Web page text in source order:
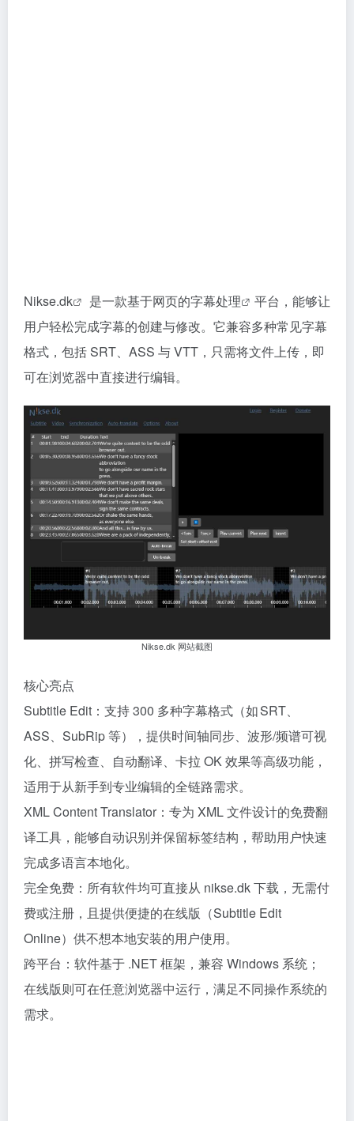
Nikse.dk 是一款基于网页的字幕处理
平台，能够让
用户轻松完成字幕的创建与修改。它兼容多种常见字幕
格式，包括 SRT、ASS 与 VTT，只需将文件上传，即
可在浏览器中直接进行编辑。
Nikse.dk 网站截图
核心亮点
Subtitle Edit：支持 300 多种字幕格式（如 SRT、
ASS、SubRip 等），提供时间轴同步、波形/频谱可视
化、拼写检查、自动翻译、卡拉 OK 效果等高级功能，
适用于从新手到专业编辑的全链路需求。
XML Content Translator：专为 XML 文件设计的免费翻
译工具，能够自动识别并保留标签结构，帮助用户快速
完成多语言本地化。
完全免费：所有软件均可直接从 nikse.dk 下载，无需付
费或注册，且提供便捷的在线版（Subtitle Edit
Online）供不想本地安装的用户使用。
跨平台：软件基于 .NET 框架，兼容 Windows 系统；
在线版则可在任意浏览器中运行，满足不同操作系统的
需求。